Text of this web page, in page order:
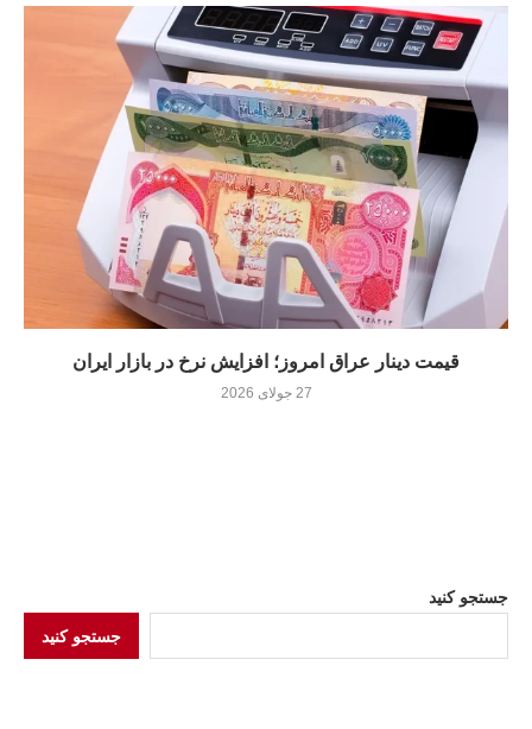
قیمت دینار عراق امروز؛ افزایش نرخ در بازار ایران
27 جولای 2026
جستجو کنید
جستجو کنید